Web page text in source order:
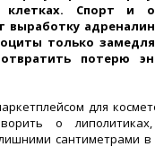
Спорт и
выработку
только
потерю
для
о
сантиметрами